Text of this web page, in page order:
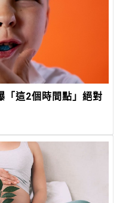
「這2個時間點」絕對